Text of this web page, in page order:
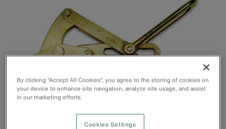
By clicking “Accept All Cookies”, you agree to the storing of cookies on
your device to enhance site navigation, analyze site usage, and assist
in our marketing efforts.
Cookies Settings